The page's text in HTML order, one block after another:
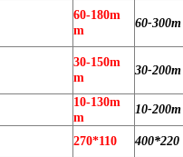
60-180m
m
60-
30-150m
m
30-
10-130m
m
10-
270*110 400*220